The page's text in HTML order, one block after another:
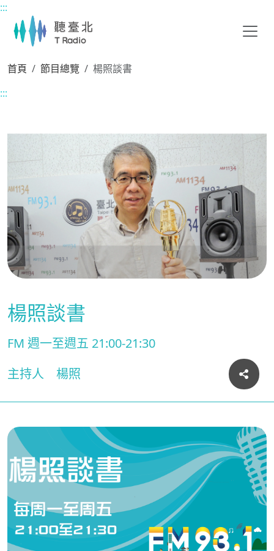
主要內容區塊
:::
首頁 節目總覽
楊照談書
:::
楊照談書
FM 週一至週五 21:00-21:30
主持人
楊照